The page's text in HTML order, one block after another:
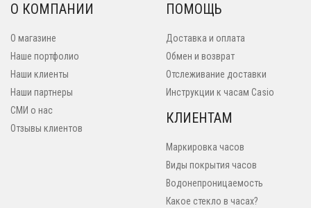
О КОМПАНИИ
О магазине
Наше портфолио
Наши клиенты
Наши партнеры
СМИ о нас
Отзывы клиентов
ПОМОЩЬ
Доставка и оплата
Обмен и возврат
Отслеживание доставки
Инструкции к часам Casio
КЛИЕНТАМ
Маркировка часов
Виды покрытия часов
Водонепроницаемость
Какое стекло в часах?